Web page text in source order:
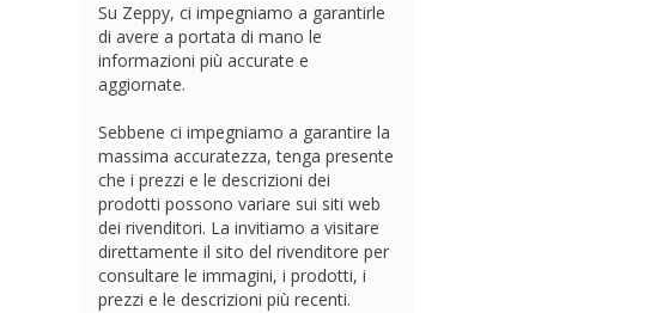
Su Zeppy, ci impegniamo a garantirle
di avere a portata di mano le
informazioni più accurate e
aggiornate.
Sebbene ci impegniamo a garantire la
massima accuratezza, tenga presente
che i prezzi e le descrizioni dei
prodotti possono variare sui siti web
dei rivenditori. La invitiamo a visitare
direttamente il sito del rivenditore per
consultare le immagini, i prodotti, i
prezzi e le descrizioni più recenti.